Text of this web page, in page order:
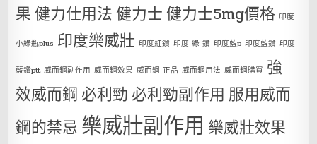
果健力仕用法健力士健力士5mg價格 印度
小綠瓶plus 印度樂威壯 印度紅鑽 印度 綠 鑽 印度藍p 印度藍鑽 印度
藍鑽ptt 威而鋼副作用 威而鋼效果 威而鋼 正品 威而鋼用法 威而鋼購買 強
效威而鋼 必利勁 必利勁副作用 服用威而
鋼的禁忌 樂威壯副作用 樂威壯效果